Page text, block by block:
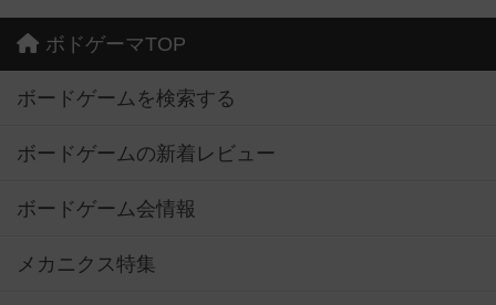
ボドゲーマTOP
ボードゲームを検索する
ボードゲームの新着レビュー
ボードゲーム会情報
メカニクス特集